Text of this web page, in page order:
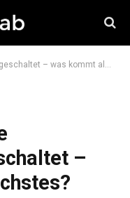
– was kommt als nächstes?
–